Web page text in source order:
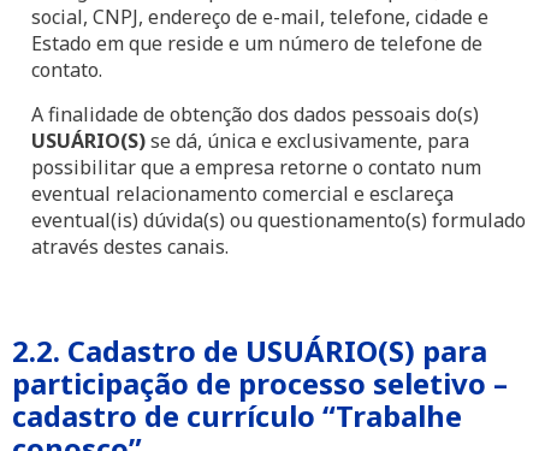
social, CNPJ, endereço de e-mail, telefone, cidade e
Estado em que reside e um número de telefone de
contato.
A finalidade de obtenção dos dados pessoais do(s)
USUÁRIO(S)se dá, única e exclusivamente, para
possibilitar que a empresa retorne o contato num
eventual relacionamento comercial e esclareça
eventual(is) dúvida(s) ou questionamento(s) formulado
através destes canais.
2.2. Cadastro de USUÁRIO(S) para
participação de processo seletivo –
cadastro de currículo “Trabalhe